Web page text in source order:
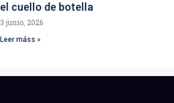
el cuello de botella
3 junio, 2026
Leer máss »